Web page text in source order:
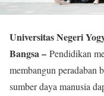
Universitas Negeri
Bangsa – Pendidikan
membangun peradaban
sumber daya manusia